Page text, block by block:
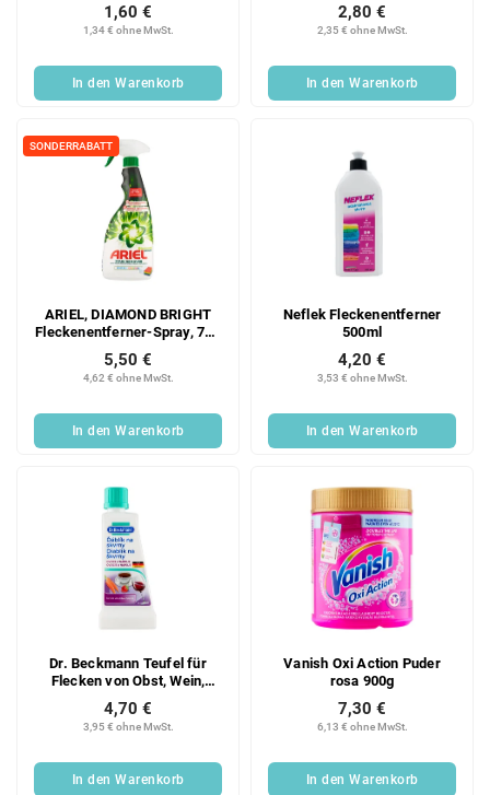
1,34 € ohne MwSt.
1,60 €
In den Warenkorb
2,35 € ohne MwSt.
2,80 €
In den Warenkorb
SONDERRABATT
ARIEL, DIAMOND BRIGHT
Fleckenentferner-Spray, 750
ml
4,62 € ohne MwSt.
5,50 €
In den Warenkorb
Neflek Fleckenentferner
500ml
3,53 € ohne MwSt.
4,20 €
In den Warenkorb
Dr. Beckmann Teufel für
Flecken von Obst, Wein,
Kaffee, Tee 50 ml
3,95 € ohne MwSt.
4,70 €
In den Warenkorb
Vanish Oxi Action Puder
rosa 900g
6,13 € ohne MwSt.
7,30 €
In den Warenkorb